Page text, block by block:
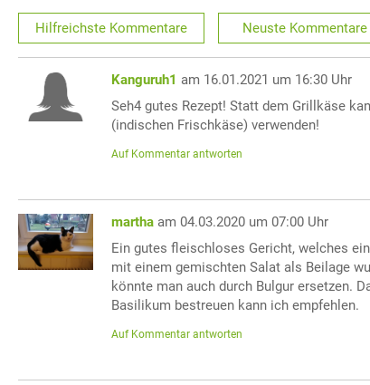
Hilfreichste Kommentare Neuste Kommentare
Kanguruh1 am 16.01.2021 um 16:30 Uhr
Seh4 gutes Rezept! Statt dem Grillkäse
(indischen Frischkäse) verwenden!
Auf Kommentar antworten
martha am 04.03.2020 um 07:00 Uhr
Ein gutes fleischloses Gericht, welches
mit einem gemischten Salat als Beilage
könnte man auch durch Bulgur ersetzen.
Basilikum bestreuen kann ich empfehlen.
Auf Kommentar antworten